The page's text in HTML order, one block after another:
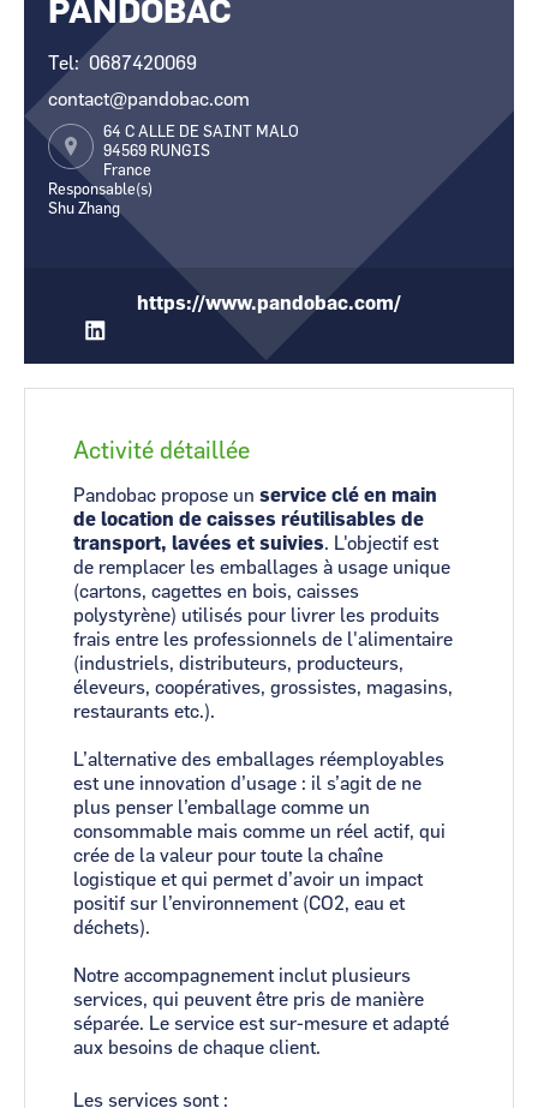
CCI Business
Occitanie
CCI Business
Pays de la Loire
CCI Business
Occitanie
Pays de la Loire
PANDOBAC
Tel
0687420069
contact@pandobac.com
64 C ALLE DE SAINT MALO
94569 RUNGIS
France
Responsable(s)
Shu Zhang
https://www.pandobac.com/
Activité détaillée
Pandobac propose un service clé en main
de location de caisses réutilisables de
transport, lavées et suivies. L'objectif est
de remplacer les emballages à usage unique
(cartons, cagettes en bois, caisses
polystyrène) utilisés pour livrer les produits
frais entre les professionnels de l'alimentaire
(industriels, distributeurs, producteurs,
éleveurs, coopératives, grossistes, magasins,
restaurants etc.).
L’alternative des emballages réemployables
est une innovation d’usage : il s’agit de ne
plus penser l’emballage comme un
consommable mais comme un réel actif, qui
crée de la valeur pour toute la chaîne
logistique et qui permet d’avoir un impact
positif sur l’environnement (CO2, eau et
déchets).
Notre accompagnement inclut plusieurs
services, qui peuvent être pris de manière
séparée. Le service est sur-mesure et adapté
aux besoins de chaque client.
Les services sont :